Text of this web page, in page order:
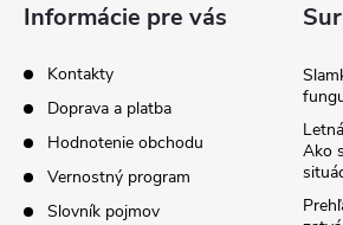
Informácie pre vás
Kontakty
Doprava a platba
Hodnotenie obchodu
Vernostný program
Slovník pojmov
Ako